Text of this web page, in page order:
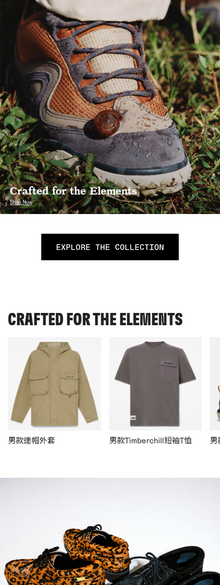
EXPLORE THE COLLECTION
CRAFTED FOR THE ELEMENTS
男款連帽外套 男款Timberchill短袖T恤 男